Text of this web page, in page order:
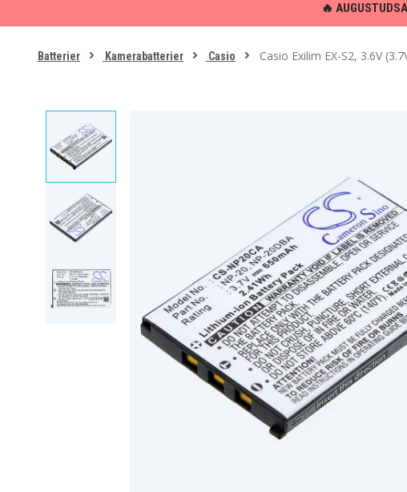
🔥
Batterier Kamerabatterier Casio Casio Exilim EX-S2, 3.6V